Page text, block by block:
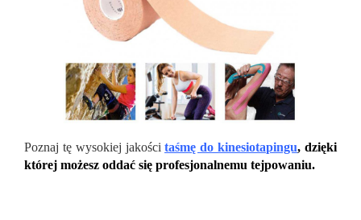
Poznaj tę wysokiej jakościtaśmę do kinesiotapingu, dzięki
której możesz oddać się profesjonalnemu tejpowaniu.